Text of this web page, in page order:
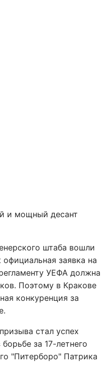
и мощный десант
штаба вошли
официальная заявка на
УЕФА должна
Поэтому в Кракове
конкуренция за
стал успех
за 17-летнего
"Питерборо" Патрика